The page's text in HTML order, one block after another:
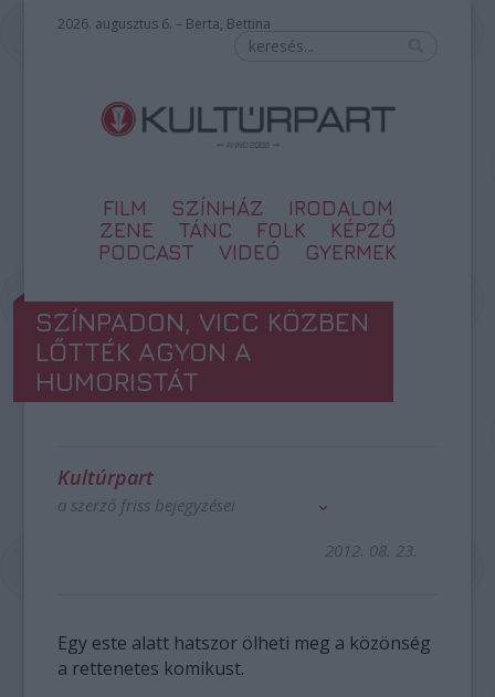
2026. augusztus 6. – Berta, Bettina
FILM SZÍNHÁZ
IRODALOM
ZENE
TÁNC FOLK
KÉPZŐ
PODCAST
VIDEÓ GYERMEK
SZÍNPADON, VICC KÖZBEN
LŐTTÉK AGYON A
HUMORISTÁT
Kultúrpart
a szerző friss bejegyzései
2012. 08. 23.
Egy este alatt hatszor ölheti meg a közönség
a rettenetes komikust.